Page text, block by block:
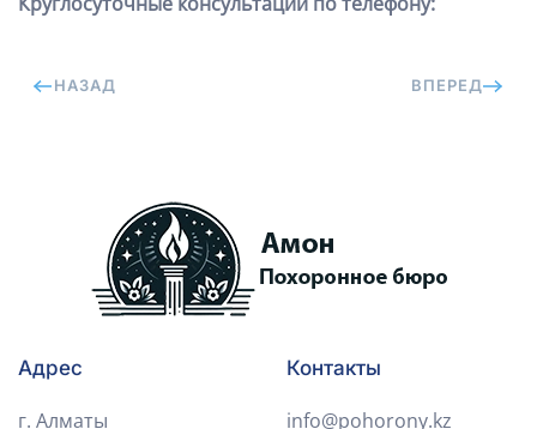
НАЗАД ВПЕРЕД
Адрес
г. Алматы
Контакты
info@pohorony.kz